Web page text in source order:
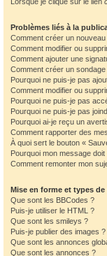
Problèmes liés à la
Comment créer un
Comment modifier ou
Comment ajouter une
Comment créer un sondage
Pourquoi ne puis-je pas
Comment modifier ou
Pourquoi ne puis-je pas
Pourquoi ne puis-je pas
Pourquoi ai-je reçu un
Comment rapporter des
À quoi sert le bouton «
Pourquoi mon message
Comment remonter mon
Mise en forme et types
Que sont les BBCodes ?
Puis-je utiliser le HTML ?
Que sont les smileys ?
Puis-je publier des images ?
Que sont les annonces
Que sont les annonces ?